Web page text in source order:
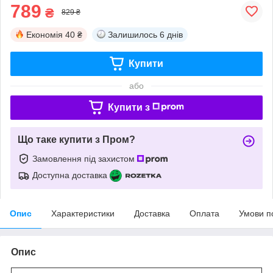
789 ₴ 829 ₴
Економія 40 ₴ Залишилось 6 днів
Купити
або
Купити з
Що таке купити з Пром?
Замовлення під захистом
Доступна доставка
Опис Характеристики Доставка Оплата Умови
Опис